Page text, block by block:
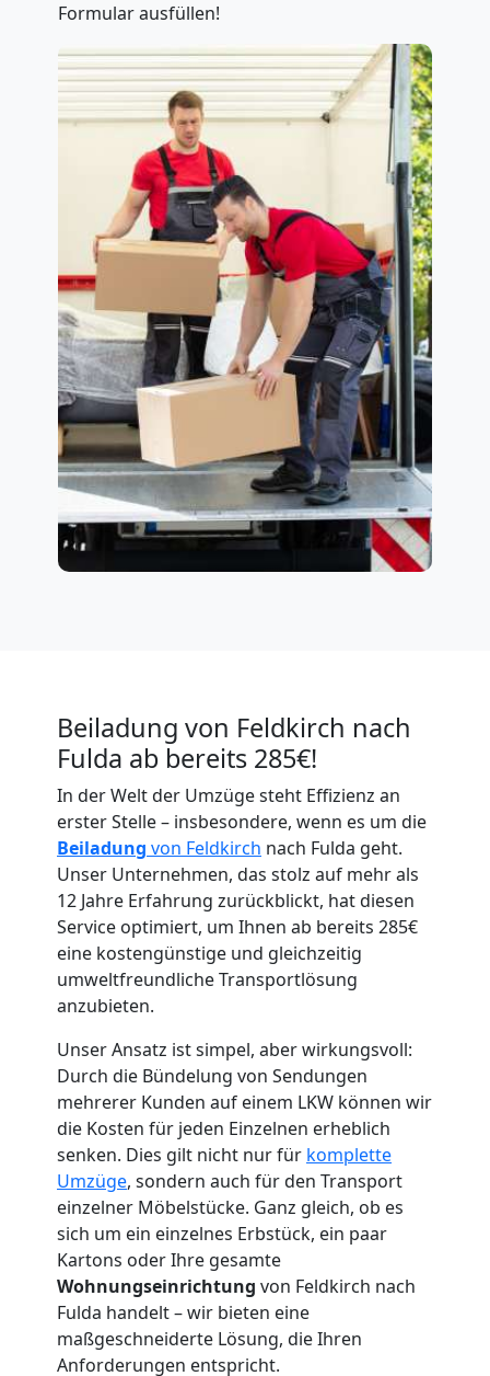
Formular ausfüllen!
Beiladung von Feldkirch nach
Fulda ab bereits 285€!
In der Welt der Umzüge steht Effizienz an
erster Stelle – insbesondere, wenn es um die
Beiladung von Feldkirch nach Fulda geht.
Unser Unternehmen, das stolz auf mehr als
12 Jahre Erfahrung zurückblickt, hat diesen
Service optimiert, um Ihnen ab bereits 285€
eine kostengünstige und gleichzeitig
umweltfreundliche Transportlösung
anzubieten.
Unser Ansatz ist simpel, aber wirkungsvoll:
Durch die Bündelung von Sendungen
mehrerer Kunden auf einem LKW können wir
die Kosten für jeden Einzelnen erheblich
senken. Dies gilt nicht nur für komplette
Umzüge, sondern auch für den Transport
einzelner Möbelstücke. Ganz gleich, ob es
sich um ein einzelnes Erbstück, ein paar
Kartons oder Ihre gesamte
Wohnungseinrichtung von Feldkirch nach
Fulda handelt – wir bieten eine
maßgeschneiderte Lösung, die Ihren
Anforderungen entspricht.
Umzugshelfer
Feldkirch
Möbeltaxi
Feldkirch
Kleintransport
Feldkirch